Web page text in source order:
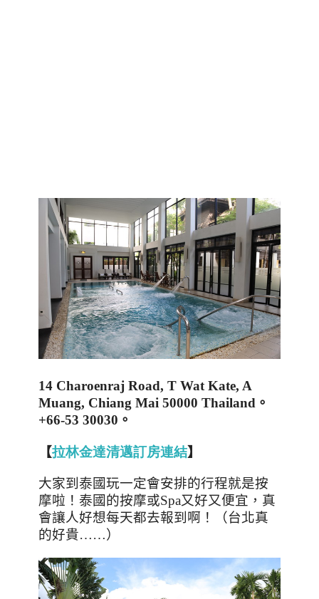
14 Charoenraj Road, T Wat Kate, A
Muang, Chiang Mai 50000 Thailand 。
+66-53 30030 。
【拉林金達清邁訂房連結】
大家到泰國玩一定會安排的行程就是按
摩啦！泰國的按摩或Spa又好又便宜，真
會讓人好想每天都去報到啊！（台北真
的好貴……）